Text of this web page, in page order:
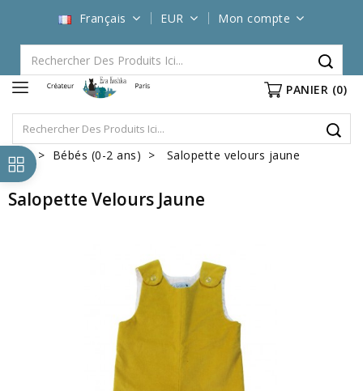
Français EUR Mon compte
PANIER (0)
Bébés (0-2 ans) Salopette velours jaune
Salopette Velours Jaune